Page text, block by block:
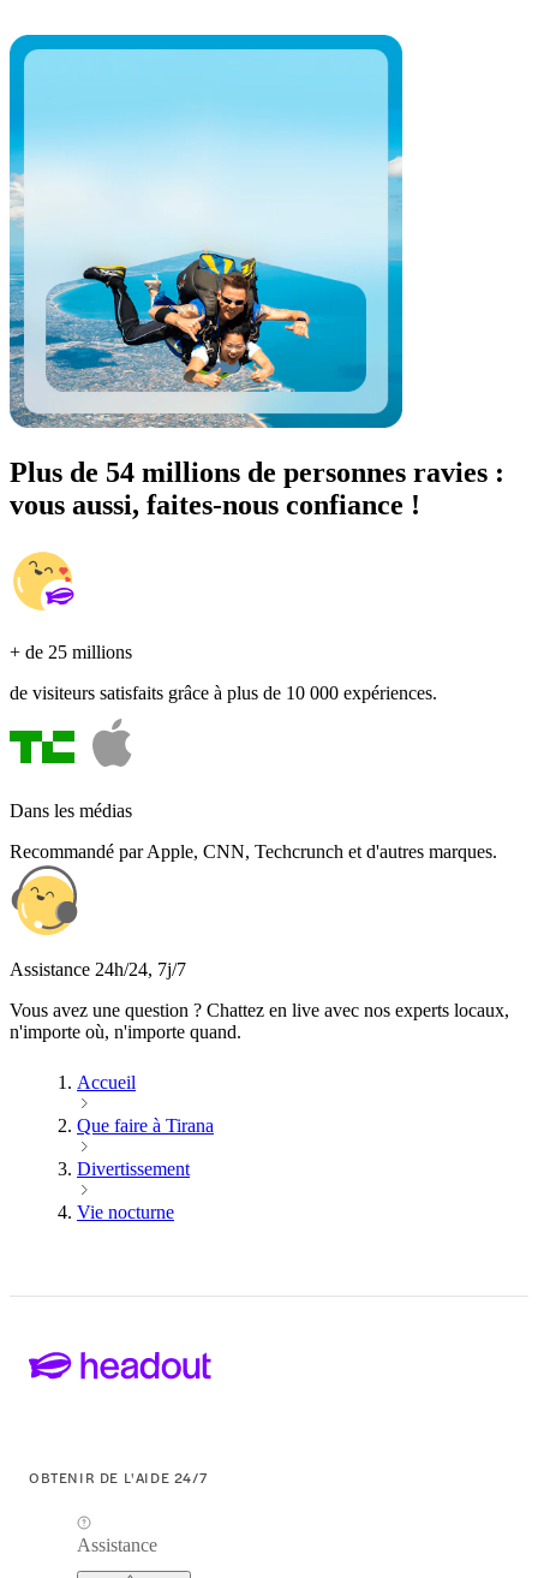
Plus de 54 millions de personnes ravies :
vous aussi, faites-nous confiance !
+ de 25 millions
de visiteurs satisfaits grâce à plus de 10 000 expériences.
Dans les médias
Recommandé par Apple, CNN, Techcrunch et d'autres marques.
Assistance 24h/24, 7j/7
Vous avez une question ? Chattez en live avec nos experts locaux,
n'importe où, n'importe quand.
Accueil
Que faire à Tirana
Divertissement
Vie nocturne
OBTENIR DE L'AIDE 24/7
Assistance